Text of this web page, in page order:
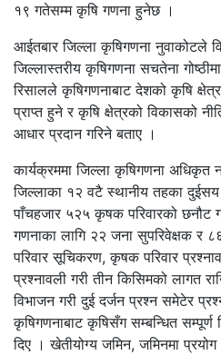
१९ गतेसम्म कृषि गणना हुनेछ ।
आईतबार जिल्ला कृषिगणना नुवाकोटले
जिल्लास्तरीय कृषिगणना सचतेना
रिसालले कृषिगणनाबाट देशको कृषि
प्राप्त हुने र कृषि क्षेत्रको विकासको
आधार प्रदान गरिने बताए ।
कार्यक्रममा जिल्ला कृषिगणना अधिकृत
जिल्लाका १२ वटै स्थानीय तहका
पाँचहजार ५२५ कृषक परिवारको छनौट
गणनाका लागि २२ जना सुपरिवेक्षक
परिवार सूचिकरण, कृषक परिवार
प्रश्नावली गरी तीन किसिमको लागत
विभाजन गरी दुई दर्जन प्रश्न समेटेर
कृषिगणनाबाट कृषिसँग सम्बन्धित
दिए । खेतीयोग्य जमिन, जमिनमा